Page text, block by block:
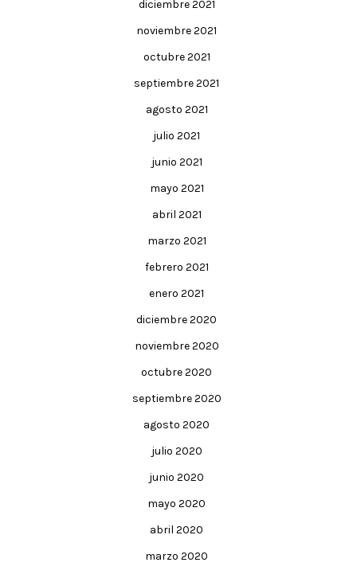
diciembre 2021
noviembre 2021
octubre 2021
septiembre 2021
agosto 2021
julio 2021
junio 2021
mayo 2021
abril 2021
marzo 2021
febrero 2021
enero 2021
diciembre 2020
noviembre 2020
octubre 2020
septiembre 2020
agosto 2020
julio 2020
junio 2020
mayo 2020
abril 2020
marzo 2020